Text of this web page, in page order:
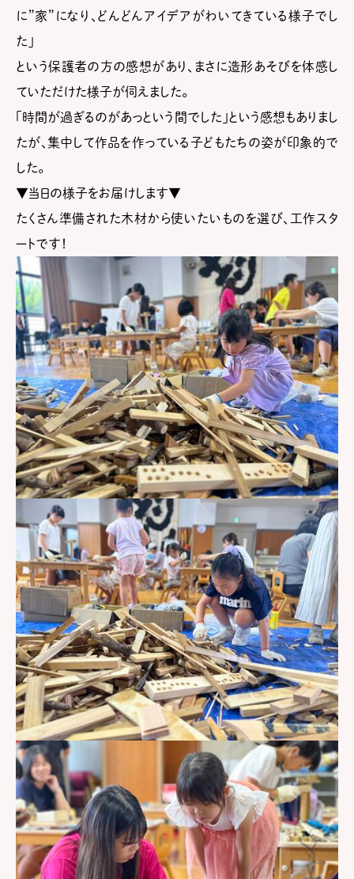
に”家”になり、どんどんアイデアがわいてきている様子でし
た」
という保護者の方の感想があり、まさに造形あそびを体感し
ていただけた様子が伺えました。
「時間が過ぎるのがあっという間でした」という感想もありまし
たが、集中して作品を作っている子どもたちの姿が印象的で
した。
▼当日の様子をお届けします▼
たくさん準備された木材から使いたいものを選び、工作スタ
ートです！